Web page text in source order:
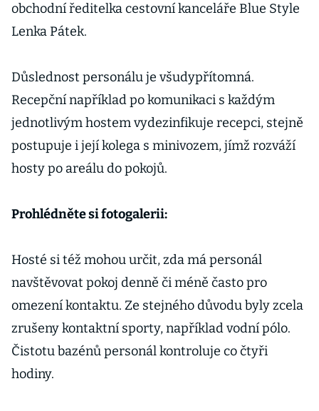
obchodní ředitelka cestovní kanceláře Blue Style
Lenka Pátek.
Důslednost personálu je všudypřítomná.
Recepční například po komunikaci s každým
jednotlivým hostem vydezinfikuje recepci, stejně
postupuje i její kolega s minivozem, jímž rozváží
hosty po areálu do pokojů.
Prohlédněte si fotogalerii:
Hosté si též mohou určit, zda má personál
navštěvovat pokoj denně či méně často pro
omezení kontaktu. Ze stejného důvodu byly zcela
zrušeny kontaktní sporty, například vodní pólo.
Čistotu bazénů personál kontroluje co čtyři
hodiny.